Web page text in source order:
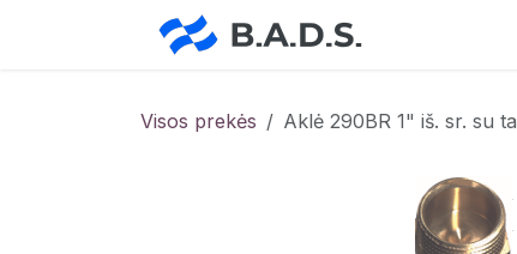
Visos prekės Aklė 290BR 1" iš. sr. su